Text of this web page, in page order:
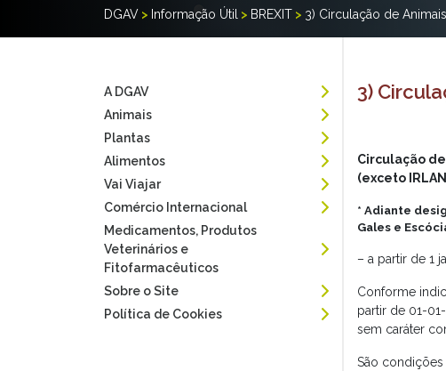
DGAV > Informação Útil > BREXIT > 3) Circulação de
A DGAV
Animais
Plantas
Alimentos
Vai Viajar
Comércio Internacional
Medicamentos, Produtos
Veterinários e
Fitofarmacêuticos
Sobre o Site
Política de Cookies
3)
Circulação
(exceto
* Adiante
Gales e
– a partir de 1
Conforme
partir de 01-
sem caráter
São condições